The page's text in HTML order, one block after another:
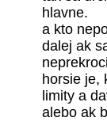
hlavne.
a kto
dalej ak
horsie je,
limity a
alebo ak